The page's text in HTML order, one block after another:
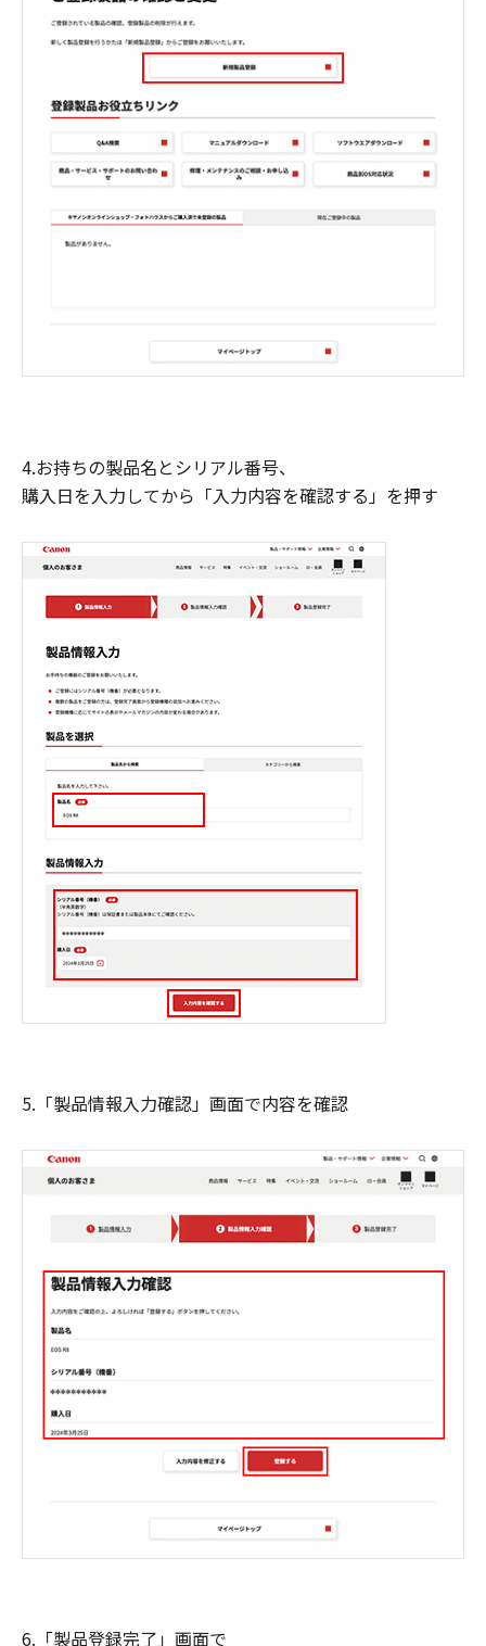
4.お持ちの製品名とシリアル番号、
購入日を入力してから「入力内容を確認する」を押す
5.「製品情報入力確認」画面で内容を確認
6.「製品登録完了」画面で